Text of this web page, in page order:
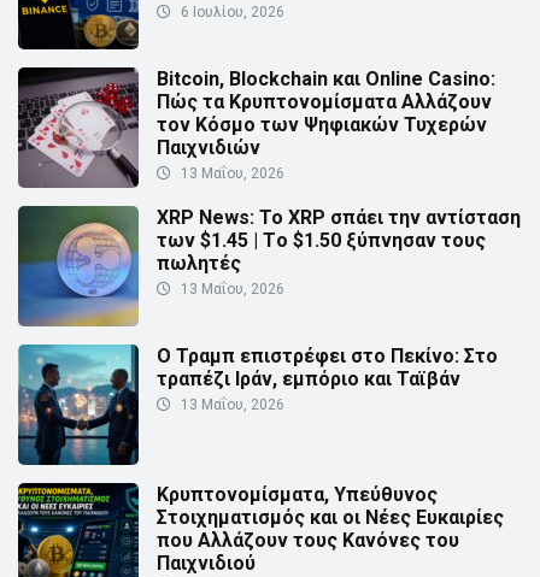
6 Ιουλίου, 2026
Bitcoin, Blockchain και Online Casino:
Πώς τα Κρυπτονομίσματα Αλλάζουν
τον Κόσμο των Ψηφιακών Τυχερών
Παιχνιδιών
13 Μαΐου, 2026
XRP News: Το XRP σπάει την αντίσταση
των $1.45 | Τo $1.50 ξύπνησαν τους
πωλητές
13 Μαΐου, 2026
Ο Τραμπ επιστρέφει στο Πεκίνο: Στο
τραπέζι Ιράν, εμπόριο και Ταϊβάν
13 Μαΐου, 2026
Κρυπτονομίσματα, Υπεύθυνος
Στοιχηματισμός και οι Νέες Ευκαιρίες
που Αλλάζουν τους Κανόνες του
Παιχνιδιού